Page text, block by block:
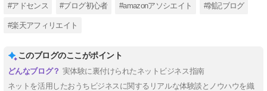
#アドセンス #ブログ初心者 #amazonアソシエイト #雑記ブログ
#楽天アフィリエイト
このブログのここがポイント
実体験に裏付けられたネットビジネス指南
ネットを活用したおうちビジネスに関するリアルな体験談とノウハウを織